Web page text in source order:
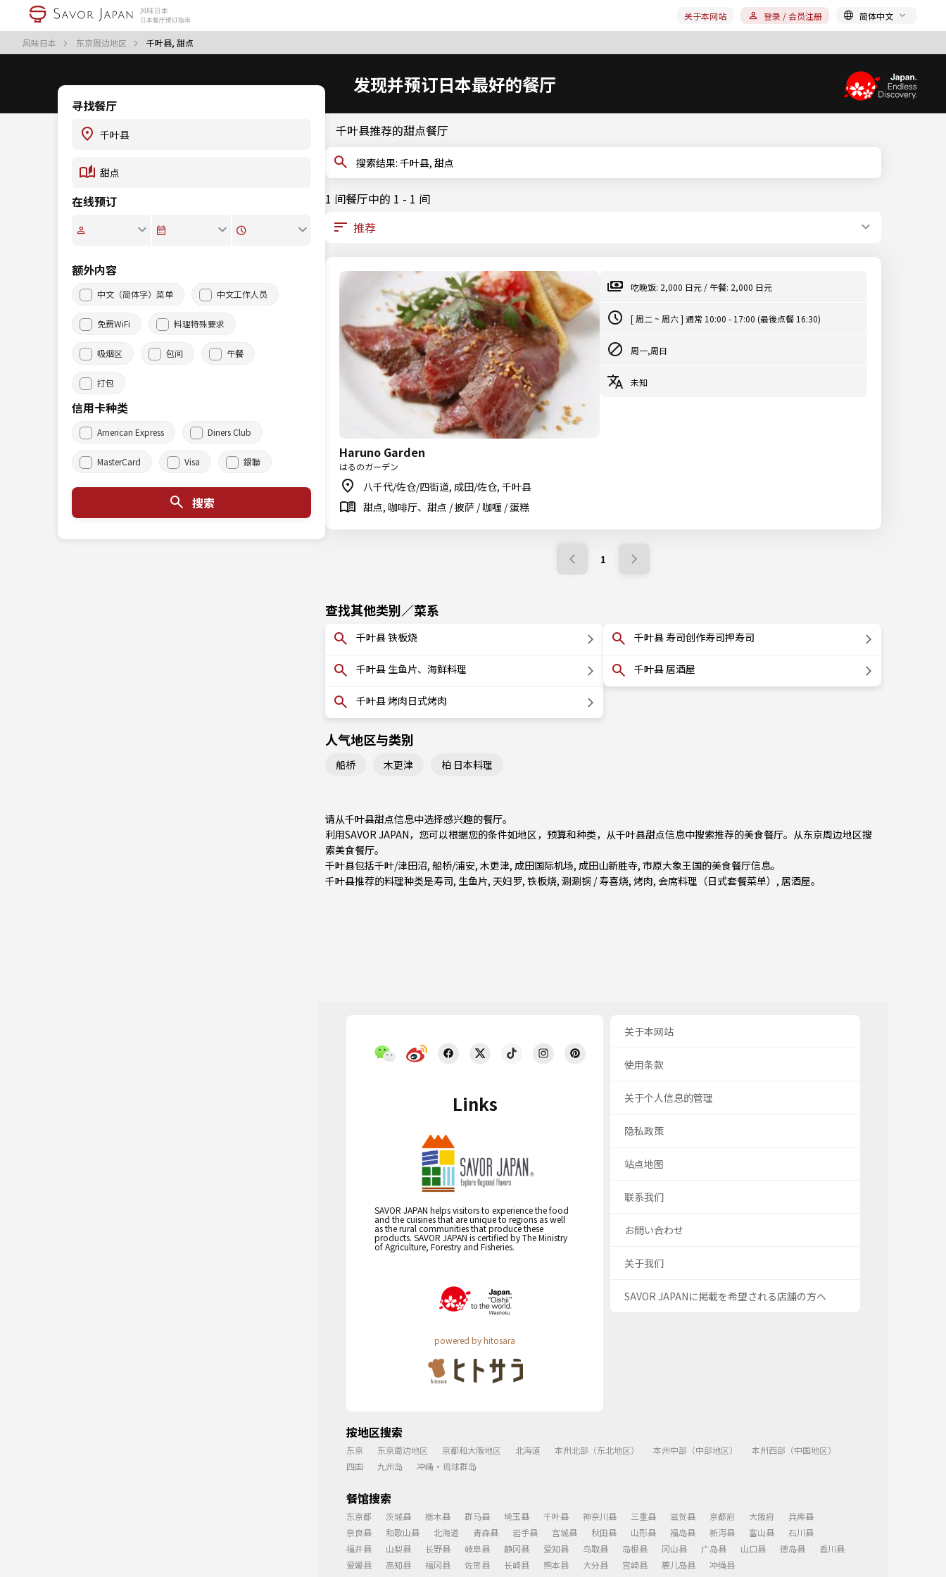
风味日本 东京周边地区 千叶县, 甜点
关于本网站 登录 / 会员注册 简体中文
发现并预订日本最好的餐厅
寻找餐厅
在线预订
额外内容
中文（简体字）菜单 中文工作人员
免费WiFi 料理特殊要求
吸烟区 包间 午餐
打包
信用卡种类
American Express Diners Club
MasterCard Visa 銀聯
搜索
千叶县推荐的甜点餐厅
搜索结果: 千叶县, 甜点
1 间餐厅中的 1 - 1 间
Haruno Garden
はるのガーデン
八千代/佐仓/四街道, 成田/佐仓, 千叶县
甜点, 咖啡厅、甜点 / 披萨 / 咖喱 / 蛋糕
吃晚饭: 2,000 日元 / 午餐: 2,000 日元
[ 周二 ~ 周六 ] 通常 10:00 - 17:00 (最後点餐 16:30)
周一,周日
未知
1
查找其他类别／菜系
千叶县 铁板烧
千叶县 生鱼片、海鲜料理
千叶县 烤肉日式烤肉
千叶县 寿司创作寿司押寿司
千叶县 居酒屋
人气地区与类别
船桥 木更津 柏 日本料理
请从千叶县甜点信息中选择感兴趣的餐厅。
利用SAVOR JAPAN，您可以根据您的条件如地区，预算和种类，从千叶县甜点信息中搜索推荐的美食餐厅。从东京周边地区搜
索美食餐厅。
千叶县包括千叶/津田沼, 船桥/浦安, 木更津, 成田国际机场, 成田山新胜寺, 市原大象王国的美食餐厅信息。
千叶县推荐的料理种类是寿司, 生鱼片, 天妇罗, 铁板烧, 涮涮锅 / 寿喜烧, 烤肉, 会席料理（日式套餐菜单） , 居酒屋。
Links
SAVOR JAPAN helps visitors to experience the food
and the cuisines that are unique to regions as well
as the rural communities that produce these
products. SAVOR JAPAN is certified by The Ministry
of Agriculture, Forestry and Fisheries.
powered by hitosara
关于本网站
使用条款
关于个人信息的管理
隐私政策
站点地图
联系我们
お問い合わせ
关于我们
SAVOR JAPANに掲載を希望される店舗の方へ
按地区搜索
东京 东京周边地区 京都和大阪地区 北海道 本州北部（东北地区） 本州中部（中部地区）
本州西部（中国地区）
四国
九州岛 冲绳・琉球群岛
餐馆搜索
东京都 茨城县 栃木县 群马县 埼玉县 千叶县 神奈川县 三重县 滋贺县 京都府 大阪府
兵库县
奈良县
和歌山县 北海道 青森县 岩手县 宫城县 秋田县 山形县 福岛县 新泻县 富山县
石川县
福井县
山梨县 长野县 岐阜县 静冈县 爱知县 鸟取县 岛根县 冈山县 广岛县 山口县 德岛县
香川县
爱媛县
高知县 福冈县 佐贺县 长崎县 熊本县 大分县 宫崎县 鹿儿岛县 冲绳县